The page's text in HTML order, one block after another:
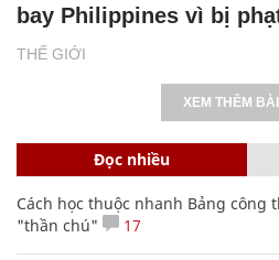
THẾ GIỚI
bay Philippines vì bị
XEM THÊM
Đọc nhiều
Cách học thuộc nhanh Bảng
"thần chú"
17